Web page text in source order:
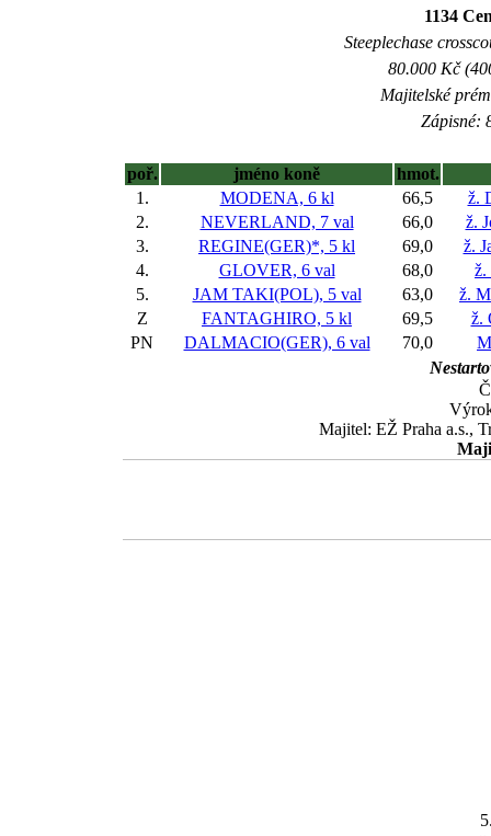
1134
Steeplechase
80.000 Kč
Majitelské
Zápisné:
poř. jméno koně
hmot.
1.
MODENA, 6 kl 66,5
ž.
2.
NEVERLAND, 7 val 66,0
ž.
3.
REGINE(GER)*, 5 kl 69,0
ž.
4.
GLOVER, 6 val 68,0
ž.
5.
JAM TAKI(POL), 5 val 63,0
ž.
Z
FANTAGHIRO, 5 kl 69,5
ž.
PN
DALMACIO(GER), 6 val 70,0
Majitel: EŽ Praha a.s.,